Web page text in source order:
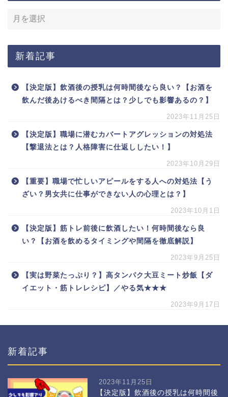
新着記事
【決定版】飲酒後の授乳は何時間後なら良い？【お酒を
飲んだ後あけるべき間隔とは？少しでも影響あるの？】
2023年11月25日
【決定版】職場に潜むカバートアグレッションの対処法
【撃退法とは？人格障害に仕返ししたい！】
2023年10月29日
【重要】職場で忙しいアピールをする人への対処法【う
ざい？男女共に仕事ができない人の心理とは？】
2023年10月1日
【決定版】筋トレ前後に飲酒したい！何時間後なら良
い？【お酒を飲めるタイミングや間隔を徹底解説】
2023年9月25日
【実は野菜たっぷり？】高タンパク大豆ミート炒飯【ダ
イエット・筋トレレシピ】／やる気★★★
2023年9月17日
新着記事
2023年11月25日
【決定版】飲酒後の授乳は何時間後